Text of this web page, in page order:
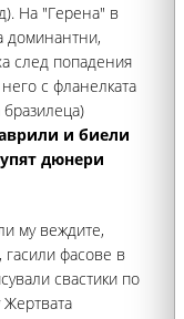
На "Герена" в
доминантни,
след попадения
с фланелката
и биели
дюнери
му веждите,
гасили фасове в
свастики по
Жертвата